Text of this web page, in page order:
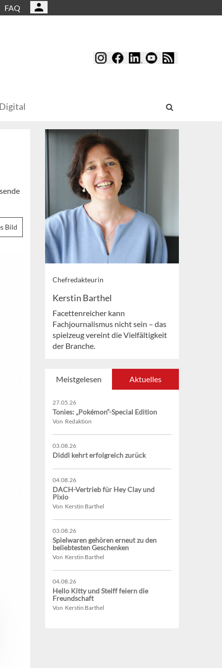
FAQ
Bild
Chefredakteurin
Kerstin Barthel
Facettenreicher kann
Fachjournalismus nicht sein – das
spielzeug vereint die Vielfältigkeit
der Branche.
Meistgelesen Aktuelles
27.05.26
Tonies: „Pokémon“-Special Edition
Von Redaktion
03.08.26
Diddl kehrt erfolgreich zurück
04.08.26
DACH-Vertrieb für Hey Clay und
Pixio
Von Kerstin Barthel
03.08.26
Spielwaren gehören erneut zu den
beliebtesten Geschenken
Von Kerstin Barthel
04.08.26
Hello Kitty und Steiff feiern die
Freundschaft
Von Kerstin Barthel